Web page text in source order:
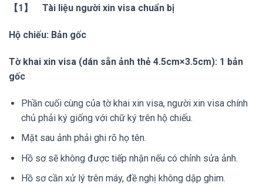
【1】 Tài liệu người xin visa chuẩn bị
Hộ chiếu: Bản gốc
Tờ khai xin visa (dán sẵn ảnh thẻ 4.5cm×3.5cm): 1 bản
gốc
Phần cuối cùng của tờ khai xin visa, người xin visa chính
chủ phải ký giống với chữ ký trên hộ chiếu.
Mặt sau ảnh phải ghi rõ họ tên.
Hồ sơ sẽ không được tiếp nhận nếu có chỉnh sửa ảnh.
Hồ sơ cần xử lý trên máy, đề nghị không dập ghim.